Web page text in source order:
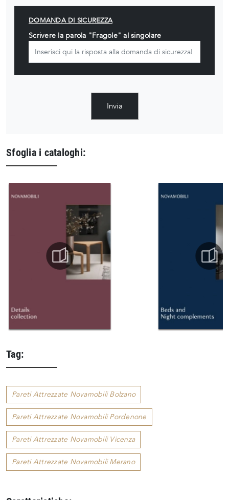
DOMANDA DI SICUREZZA
Scrivere la parola "Fragole" al singolare
Invia
Sfoglia i cataloghi:
Tag:
Pareti Attrezzate Novamobili Bolzano
Pareti Attrezzate Novamobili Pordenone
Pareti Attrezzate Novamobili Vicenza
Pareti Attrezzate Novamobili Merano